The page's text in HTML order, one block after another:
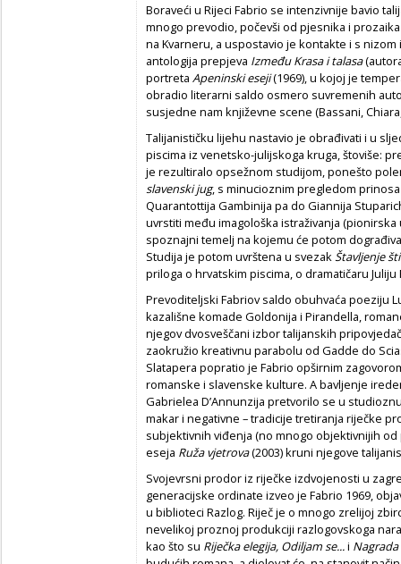
Boraveći u Rijeci Fabrio se intenzivnije bavio
mnogo prevodio, počevši od pjesnika i
na Kvarneru, a uspostavio je kontakte i s
antologija prepjeva Između Krasa i talasa
portreta Apeninski eseji(1969), u kojoj je
obradio literarni saldo osmero suvremenih
susjedne nam književne scene (Bassani,
Talijanističku lijehu nastavio je obrađivati i u
piscima iz venetsko-julijskoga kruga, štoviše:
je rezultiralo opsežnom studijom, ponešto
slavenski jug, s minucioznim pregledom
Quarantottija Gambinija pa do Giannija
uvrstiti među imagološka istraživanja
spoznajni temelj na kojemu će potom
Studija je potom uvrštena u svezak Štavljenje
priloga o hrvatskim piscima, o dramatičaru
Prevoditeljski Fabriov saldo obuhvaća poeziju
kazališne komade Goldonija i Pirandella,
njegov dvosveščani izbor talijanskih
zaokružio kreativnu parabolu od Gadde do
Slatapera popratio je Fabrio opširnim
romanske i slavenske kulture. A bavljenje
Gabrielea D’Annunzija pretvorilo se u
makar i negativne – tradicije tretiranja riječke
subjektivnih viđenja (no mnogo objektivnijih
eseja Ruža vjetrova(2003) kruni njegove
Svojevrsni prodor iz riječke izdvojenosti u
generacijske ordinate izveo je Fabrio 1969,
u biblioteci Razlog. Riječ je o mnogo zrelijoj
nevelikoj proznoj produkciji razlogovskoga
kao što su Riječka elegija, Odiljam se...i Nagrada